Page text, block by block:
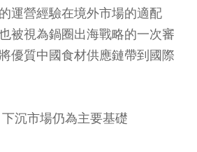
運營經驗在境外市場的適配
被視為鍋圈出海戰略的一次審
優質中國食材供應鏈帶到國際
沉市場仍為主要基礎